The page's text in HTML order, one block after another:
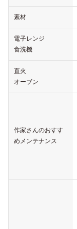
素材
電子レンジ
食洗機
直火
オーブン
作家さんのおすす
めメンテナンス